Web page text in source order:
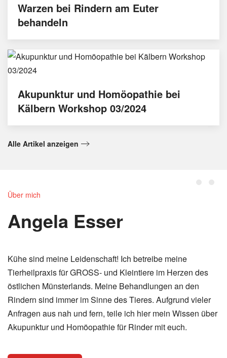
Warzen bei Rindern am Euter
behandeln
Akupunktur und Homöopathie bei
Kälbern Workshop 03/2024
Alle Artikel anzeigen
Über mich
Angela Esser
Kühe sind meine Leidenschaft! Ich betreibe meine
Tierheilpraxis für GROSS- und Kleintiere im Herzen des
östlichen Münsterlands. Meine Behandlungen an den
Rindern sind immer im Sinne des Tieres. Aufgrund vieler
Anfragen aus nah und fern, teile ich hier mein Wissen über
Akupunktur und Homöopathie für Rinder mit euch.